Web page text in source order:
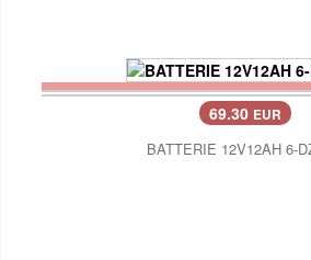
69.30 EUR
BATTERIE 12V12AH 6-